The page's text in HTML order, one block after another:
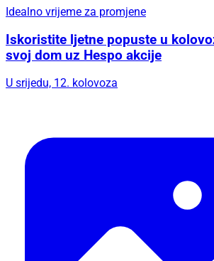
Idealno vrijeme za promjene
Iskoristite ljetne popuste u
svoj dom uz Hespo akcije
U srijedu, 12. kolovoza